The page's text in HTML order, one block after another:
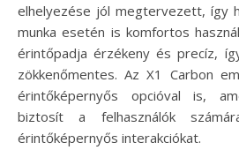
elhelyezése jól megtervezett, így
munka esetén is komfortos
érintőpadja érzékeny és precíz,
zökkenőmentes. Az X1 Carbon
érintőképernyős opcióval is,
biztosít a felhasználók
érintőképernyős interakciókat.